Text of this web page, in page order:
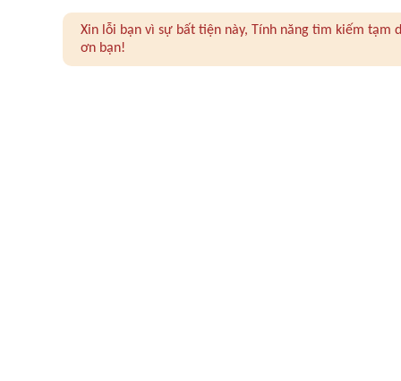
Xin lỗi bạn vì sự bất tiện này, Tính năng tìm kiếm
ơn bạn!